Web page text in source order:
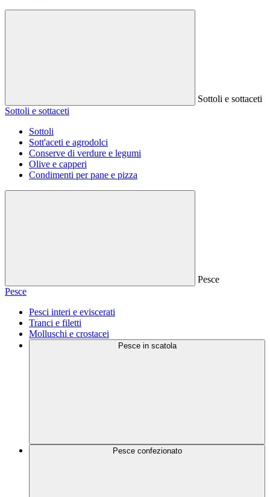
Sottoli e sottaceti
Sottoli e sottaceti
Sottoli
Sott'aceti e agrodolci
Conserve di verdure e legumi
Olive e capperi
Condimenti per pane e pizza
Pesce
Pesce
Pesci interi e eviscerati
Tranci e filetti
Molluschi e crostacei
Pesce in scatola
Pesce confezionato